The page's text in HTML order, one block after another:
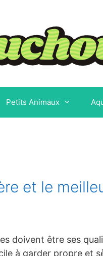
Petits Animaux
et le
doivent être ses
à garder propre et